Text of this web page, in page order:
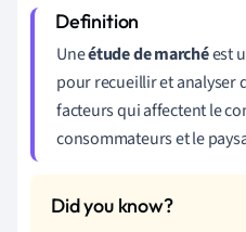
Uneétude de marchéest
pour recueillir et analyser
facteurs qui affectent le
consommateurs et le